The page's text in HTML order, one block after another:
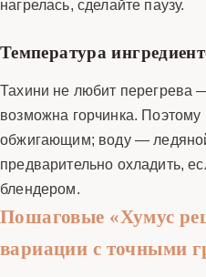
нагрелась, сделайте паузу.
Температура
Тахини не любит перегрева
возможна горчинка.
обжигающим; воду —
предварительно охладить,
блендером.
Пошаговые «Хумус
вариации с точными